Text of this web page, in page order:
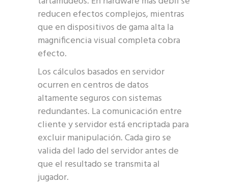
reducen efectos complejos, mientras
que en dispositivos de gama alta la
magnificencia visual completa cobra
efecto.
Los cálculos basados en servidor
ocurren en centros de datos
altamente seguros con sistemas
redundantes. La comunicación entre
cliente y servidor está encriptada para
excluir manipulación. Cada giro se
valida del lado del servidor antes de
que el resultado se transmita al
jugador.